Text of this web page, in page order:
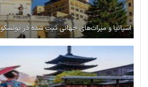
اسپانیا و میراث‌های جهانی ثبت شده در یونسکو